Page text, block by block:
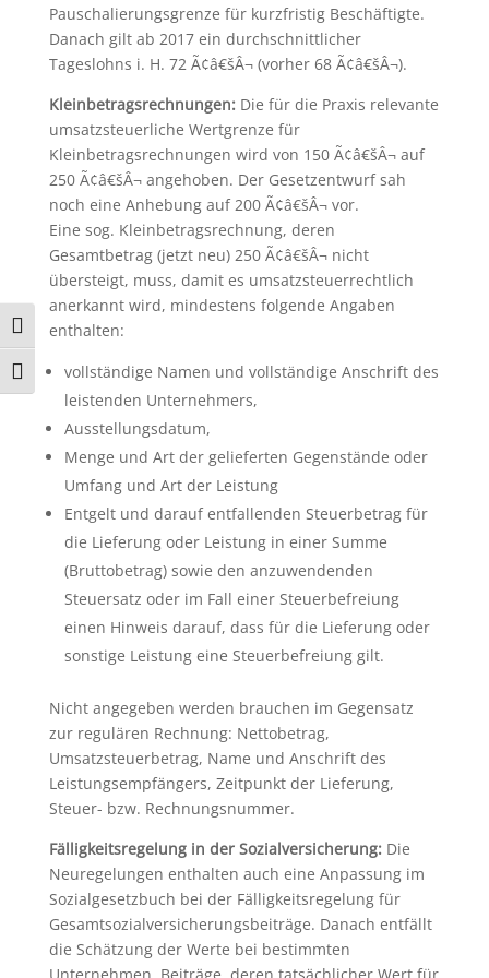
Umschalten auf hohe Kontraste
Schrift vergrößern
Pauschalierungsgrenze für kurzfristig Beschäftigte.
Danach gilt ab 2017 ein durchschnittlicher
Tageslohns i. H. 72 Ã¢â€šÂ¬ (vorher 68 Ã¢â€šÂ¬).
Kleinbetragsrechnungen:Die für die Praxis relevante
umsatzsteuerliche Wertgrenze für
Kleinbetragsrechnungen wird von 150 Ã¢â€šÂ¬ auf
250 Ã¢â€šÂ¬ angehoben. Der Gesetzentwurf sah
noch eine Anhebung auf 200 Ã¢â€šÂ¬ vor.
Eine sog. Kleinbetragsrechnung, deren
Gesamtbetrag (jetzt neu) 250 Ã¢â€šÂ¬ nicht
übersteigt, muss, damit es umsatzsteuerrechtlich
anerkannt wird, mindestens folgende Angaben
enthalten:
vollständige Namen und vollständige Anschrift des
leistenden Unternehmers,
Ausstellungsdatum,
Menge und Art der gelieferten Gegenstände oder
Umfang und Art der Leistung
Entgelt und darauf entfallenden Steuerbetrag für
die Lieferung oder Leistung in einer Summe
(Bruttobetrag) sowie den anzuwendenden
Steuersatz oder im Fall einer Steuerbefreiung
einen Hinweis darauf, dass für die Lieferung oder
sonstige Leistung eine Steuerbefreiung gilt.
Nicht angegeben werden brauchen im Gegensatz
zur regulären Rechnung: Nettobetrag,
Umsatzsteuerbetrag, Name und Anschrift des
Leistungsempfängers, Zeitpunkt der Lieferung,
Steuer- bzw. Rechnungsnummer.
Fälligkeitsregelung in der Sozialversicherung: Die
Neuregelungen enthalten auch eine Anpassung im
Sozialgesetzbuch bei der Fälligkeitsregelung für
Gesamtsozialversicherungsbeiträge. Danach entfällt
die Schätzung der Werte bei bestimmten